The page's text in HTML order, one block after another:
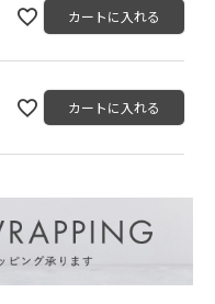
カートに入れる
カートに入れる